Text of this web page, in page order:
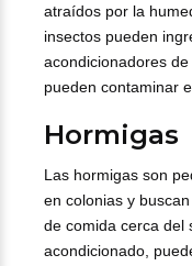
atraídos por la
insectos pueden
acondicionadores
pueden contaminar
Hormigas
Las hormigas son
en colonias y
de comida cerca del
acondicionado,